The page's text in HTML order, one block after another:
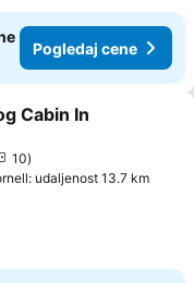
Pogledaj cene
favorite
Cabin In
10
udaljenost 13.7 km